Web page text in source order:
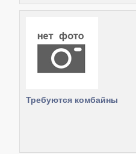
Требуются комбайны